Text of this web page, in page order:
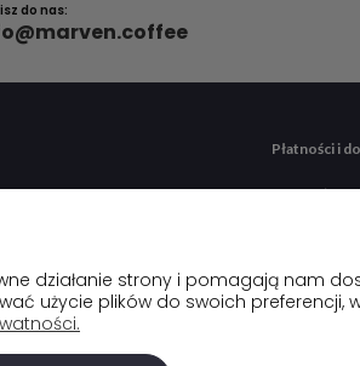
do nas:
Płatności i
Formy
działanie strony i pomagają nam
użycie plików do swoich preferencji,